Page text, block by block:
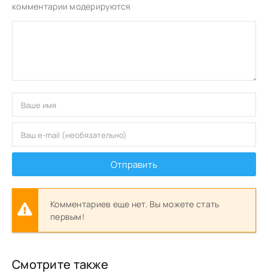
комментарии модерируются
Отправить
Комментариев еще нет. Вы можете стать
первым!
Смотрите также